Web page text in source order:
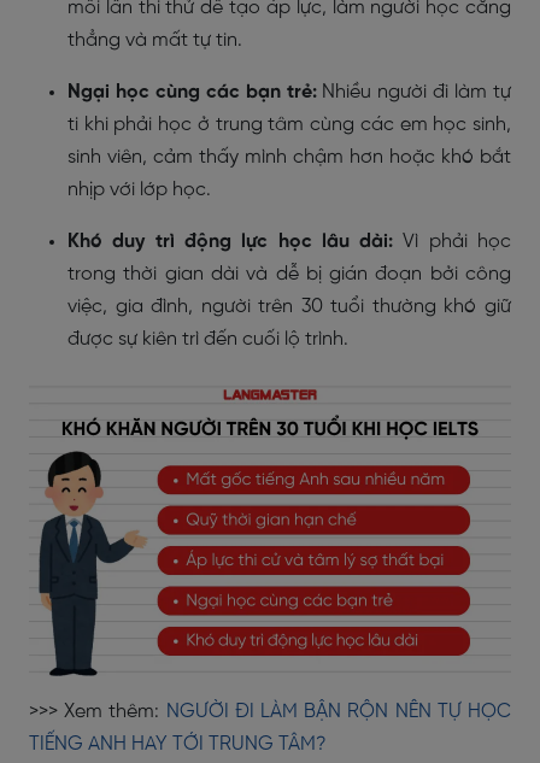
mỗi lần thi thử dễ tạo áp lực, làm người học căng
thẳng và mất tự tin.
Ngại học cùng các bạn trẻ:Nhiều người đi làm tự
ti khi phải học ở trung tâm cùng các em học sinh,
sinh viên, cảm thấy mình chậm hơn hoặc khó bắt
nhịp với lớp học.
Khó duy trì động lực học lâu dài: Vì phải học
trong thời gian dài và dễ bị gián đoạn bởi công
việc, gia đình, người trên 30 tuổi thường khó giữ
được sự kiên trì đến cuối lộ trình.
>>> Xem thêm: NGƯỜI ĐI LÀM BẬN RỘN NÊN TỰ HỌC
TIẾNG ANH HAY TỚI TRUNG TÂM?